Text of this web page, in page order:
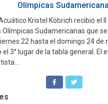
Olímpicas
Kristel Köbrich recibió el
Olímpicas Sudamericanas que
22 hasta el domingo 24 de
el 3° lugar de la tabla general. El